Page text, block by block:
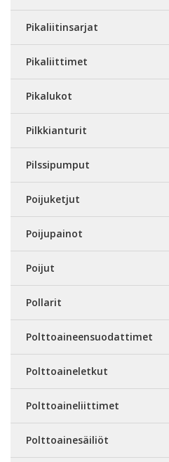
Pikaliitinsarjat
Pikaliittimet
Pikalukot
Pilkkianturit
Pilssipumput
Poijuketjut
Poijupainot
Poijut
Pollarit
Polttoaineensuodattimet
Polttoaineletkut
Polttoaineliittimet
Polttoainesäiliöt